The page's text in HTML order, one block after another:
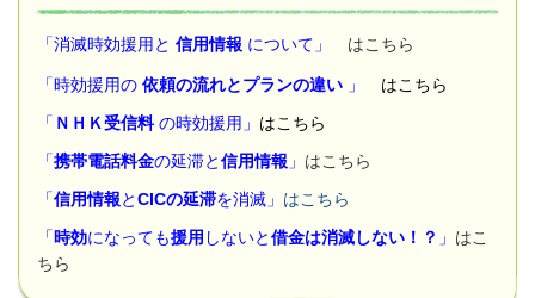
「消滅時効援用と 信用情報 について」 はこちら
「時効援用の 依頼の流れとプランの違い 」
はこちら
「 ＮＨＫ受信料の時効援用」 はこちら
「携帯電話料金の延滞と信用情報 」 はこちら
「信用情報とCICの延滞を消滅」 はこちら
「時効になっても援用 しないと借金は消滅しない！？ 」 はこ
ちら